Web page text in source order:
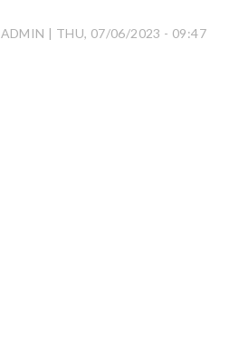
| THU, 07/06/2023 - 09:47